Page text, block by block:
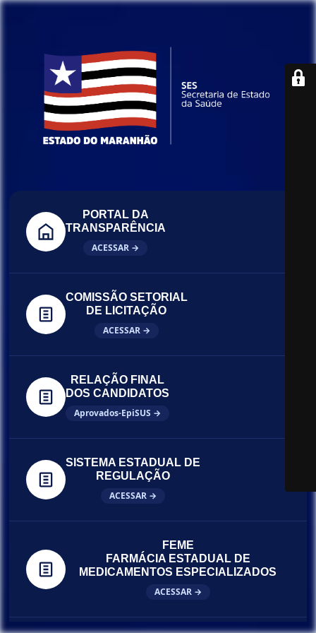
PORTAL DA
TRANSPARÊNCIA
ACESSAR →
COMISSÃO SETORIAL
DE LICITAÇÃO
ACESSAR →
RELAÇÃO FINAL
DOS CANDIDATOS
Aprovados-EpiSUS →
SISTEMA ESTADUAL DE
REGULAÇÃO
ACESSAR →
FEME
FARMÁCIA ESTADUAL DE
MEDICAMENTOS ESPECIALIZADOS
ACESSAR →